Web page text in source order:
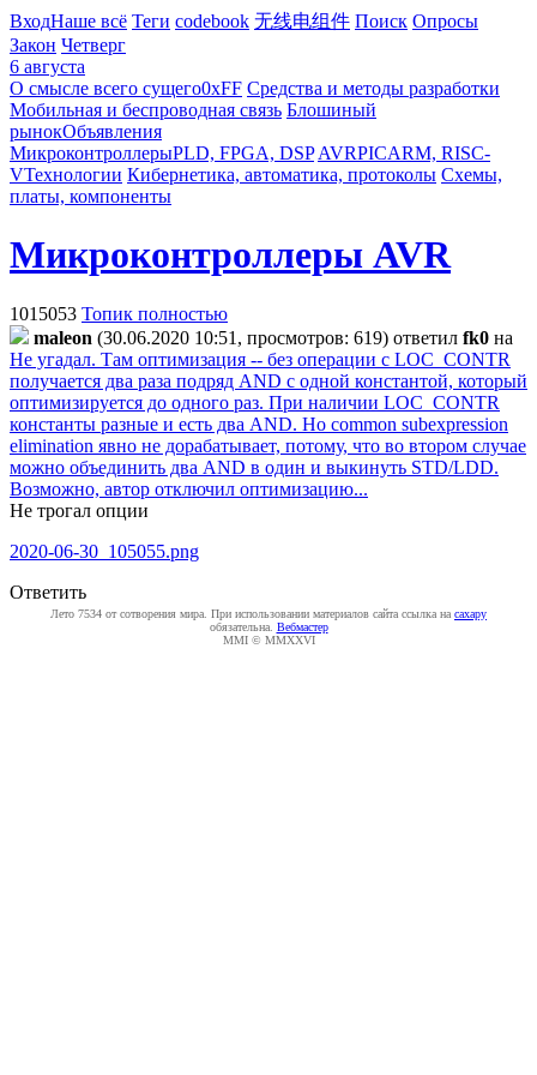
ВходНаше всё Теги codebook 无线电组件 Поиск Опросы
Закон Четверг
6 августа
О смысле всего сущего0xFF Средства и методы разработки
Мобильная и беспроводная связь Блошиный
рынокОбъявления
МикроконтроллерыPLD, FPGA, DSP AVRPICARM, RISC-
VТехнологии Кибернетика, автоматика, протоколы Схемы,
платы, компоненты
Микроконтроллеры AVR
1015053 Топик полностью
maleon (30.06.2020 10:51, просмотров: 619) ответил fk0 на
Не угадал. Там оптимизация -- без операции с LOC_CONTR
получается два раза подряд AND с одной константой, который
оптимизируется до одного раз. При наличии LOC_CONTR
константы разные и есть два AND. Но common subexpression
elimination явно не дорабатывает, потому, что во втором случае
можно объединить два AND в один и выкинуть STD/LDD.
Возможно, автор отключил оптимизацию...
Не трогал опции
2020-06-30_105055.png
Ответить
Лето 7534 от сотворения мира. При использовании материалов сайта ссылка на caxapу
обязательна. Вебмастер
MMI © MMXXVI